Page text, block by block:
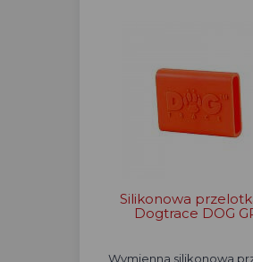
Silikonowa
Dogtrace DOG
Wymienna silikonowa